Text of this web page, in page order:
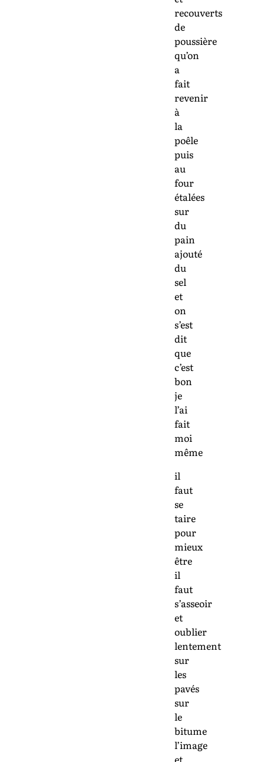
recouverts
de
poussière
qu’on
a
fait
revenir
à
la
poêle
puis
au
four
étalées
sur
du
pain
ajouté
du
sel
et
on
s’est
dit
que
c’est
bon
je
l’ai
fait
moi
même
il
faut
se
taire
pour
mieux
être
il
faut
s’asseoir
et
oublier
lentement
sur
les
pavés
sur
le
bitume
l’image